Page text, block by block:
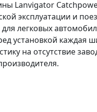
Lanvigator
эксплуатации и
легковых
установкой каждая
на отсутствие